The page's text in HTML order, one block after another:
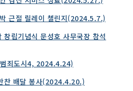
근절 릴레이 챌린지(2024.5.7.)
창립기념식 문성호 사무국장 참석
죄도시4, 2024.4.24)
찬 배달 봉사(2024.4.20.)